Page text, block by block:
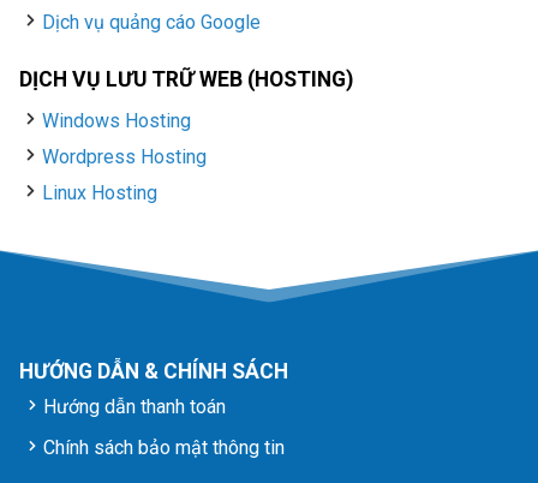
Dịch vụ quảng cáo Google
DỊCH VỤ LƯU TRỮ WEB (HOSTING)
Windows Hosting
Wordpress Hosting
Linux Hosting
HƯỚNG DẪN & CHÍNH SÁCH
Hướng dẫn thanh toán
Chính sách bảo mật thông tin